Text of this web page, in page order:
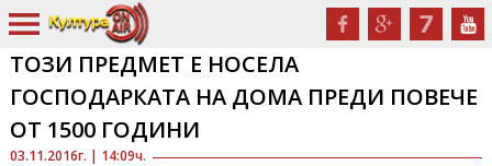
03.11.2016г. | 14:09ч.
ТОЗИ ПРЕДМЕТ Е НОСЕЛА
ГОСПОДАРКАТА НА ДОМА ПРЕДИ ПОВЕЧЕ
ОТ 1500 ГОДИНИ